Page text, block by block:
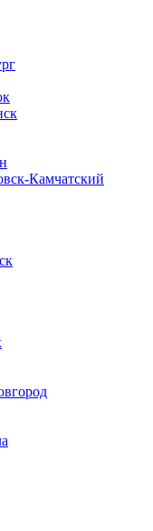
Камчатский